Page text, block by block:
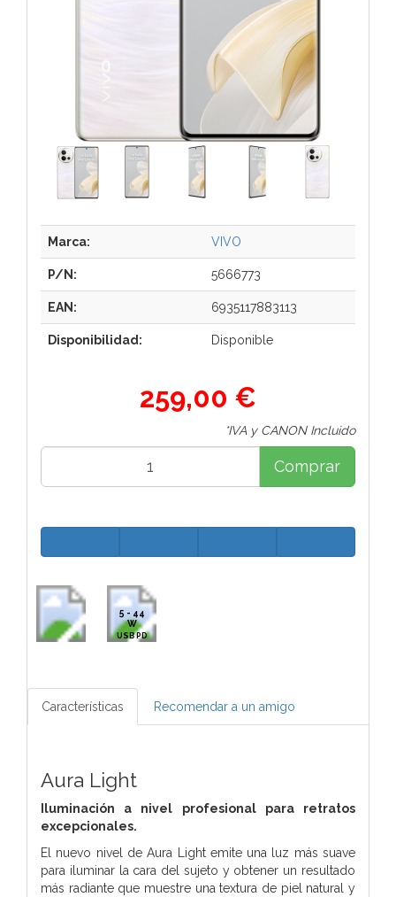
Marca: VIVO
P/N: 5666773
EAN: 6935117883113
Disponibilidad: Disponible
259,00 €
*IVA y CANON Incluido
Comprar
5 - 44
W
USB PD
Características Recomendar a un amigo
Aura Light
Iluminación a nivel profesional para retratos
excepcionales.
El nuevo nivel de Aura Light emite una luz más suave
para iluminar la cara del sujeto y obtener un resultado
más radiante que muestre una textura de piel natural y